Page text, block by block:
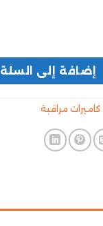
إضافة إلى السلة
كاميرات مراقبة